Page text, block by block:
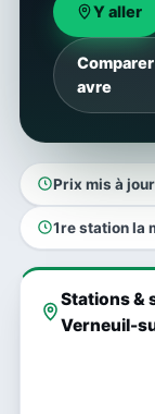
Y aller
avre
Prix mis à
1re station la
Stations &
Verneuil-